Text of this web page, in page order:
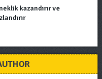
kazandırır ve